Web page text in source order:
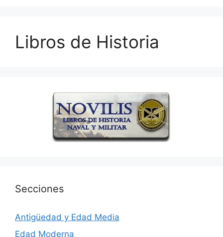
Libros de Historia
Secciones
Antigüedad y Edad Media
Edad Moderna